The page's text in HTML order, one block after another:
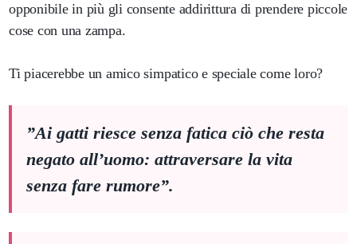
opponibile in più gli consente addirittura di prendere piccole
cose con una zampa.
Ti piacerebbe un amico simpatico e speciale come loro?
”Ai gatti riesce senza fatica ciò che resta
negato all’uomo: attraversare la vita
senza fare rumore”.